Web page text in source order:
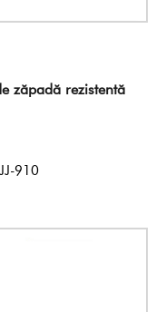
zăpadă rezistentă
910